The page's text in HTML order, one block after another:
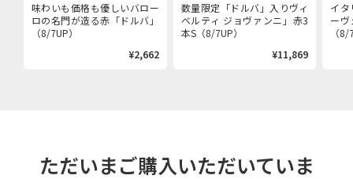
味わいも価格も優しいバロー
ロの名門が造る赤「ドルバ」
（8/7UP）
¥2,662
数量限定「ドルバ」入りヴィ
ベルティ ジョヴァンニ」赤3
本S（8/7UP）
¥11,869
イタ
ー
（
ただいまご購入いただいていま